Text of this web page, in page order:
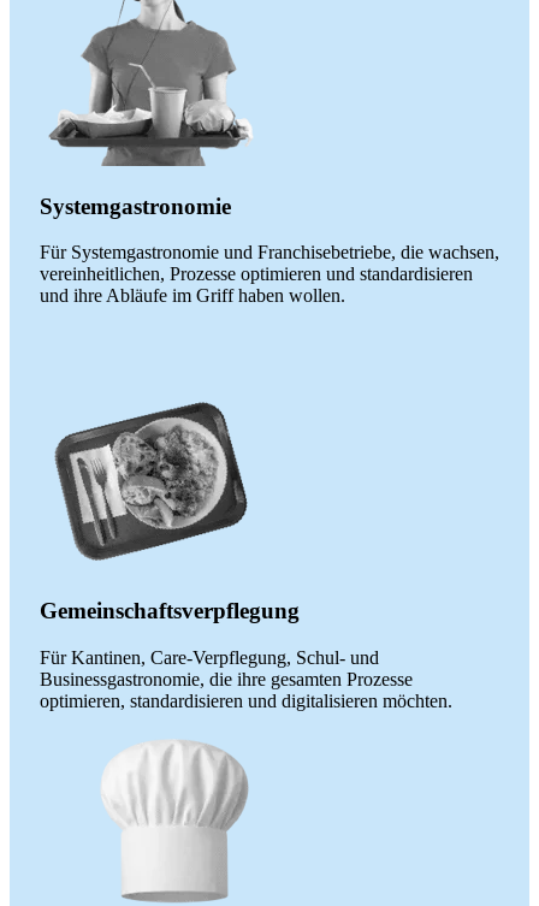
Systemgastronomie
Für Systemgastronomie und Franchisebetriebe, die wachsen,
vereinheitlichen, Prozesse optimieren und standardisieren
und ihre Abläufe im Griff haben wollen.
Gemeinschaftsverpflegung
Für Kantinen, Care-Verpflegung, Schul- und
Businessgastronomie, die ihre gesamten Prozesse
optimieren, standardisieren und digitalisieren möchten.